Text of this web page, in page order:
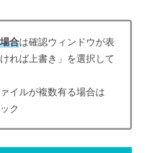
合は確認ウィンドウが表
れば上書き」を選択して
イルが複数有る場合は
ク